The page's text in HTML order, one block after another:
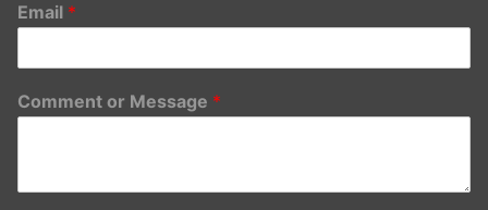
Email *
Comment or Message *